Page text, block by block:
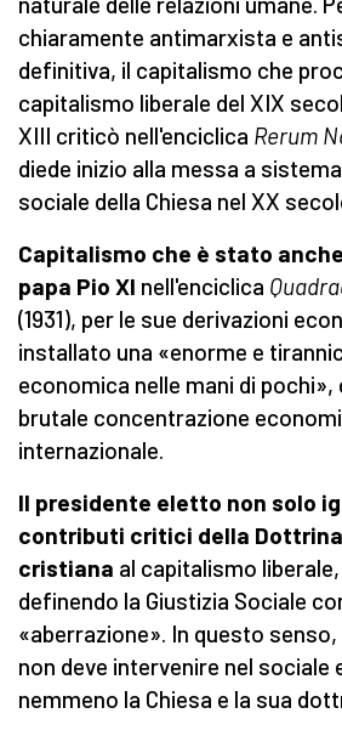
chiaramente antimarxista e
definitiva, il capitalismo che
capitalismo liberale del XIX
XIII criticò nell'enciclica Rerum
diede inizio alla messa a
sociale della Chiesa nel XX
Capitalismo che è stato
papa Pio XI nell'enciclica
(1931), per le sue derivazioni
installato una «enorme e
economica nelle mani di
brutale concentrazione
internazionale.
Il presidente eletto non solo
contributi critici della
cristiana al capitalismo
definendo la Giustizia Sociale
«aberrazione». In questo
non deve intervenire nel sociale
nemmeno la Chiesa e la sua